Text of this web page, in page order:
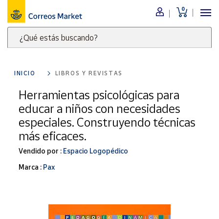
0
¿Qué estás buscando?
clave
para
buscar
productos
Correos
Market
Menú
Nuestro
catálogo
Alimentación
Bebidas
Ocio y cultura
Juguetes y
juegos
Libros y
INICIO LIBROS Y REVISTAS
Herramientas psicológicas para
educar a niños con necesidades
especiales. Construyendo técnicas
más eficaces.
Vendido por : Espacio Logopédico
Marca : Pax